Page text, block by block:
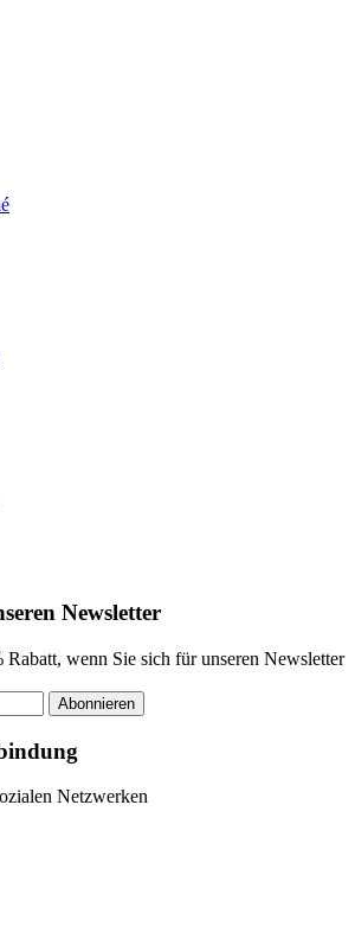
Newsletter
wenn Sie sich für unseren Newsletter
Abonnieren
Netzwerken